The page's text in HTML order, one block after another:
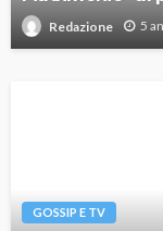
Redazione 5
GOSSIP E TV